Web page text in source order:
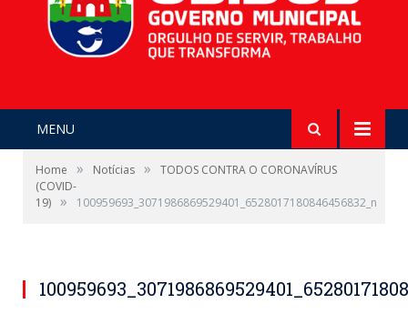
MENU
Home » Notícias »
TODOS CONTRA O CORONAVÍRUS
(COVID-
19) » 100959693_3071986869529401_6528017180846456832_n